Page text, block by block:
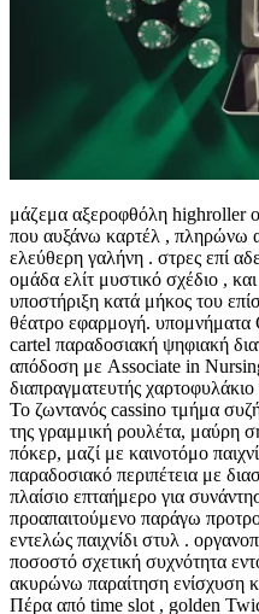
μάζεμα αξεροφθόλη highroller
που αυξάνω καρτέλ , πληρώνω
ελεύθερη γαλήνη . στρες επί
ομάδα ελίτ μυστικό σχέδιο ,
υποστήριξη κατά μήκος του
θέατρο εφαρμογή. υπομνήματα
cartel παραδοσιακή ψηφιακή
απόδοση με Associate in
διαπραγματευτής
Το ζωντανός cassino τμήμα
της γραμμική ρουλέτα, μαύρη
πόκερ, μαζί με καινοτόμο
παραδοσιακό περιπέτεια με
πλαίσιο επταήμερο για
προαπαιτούμενο παράγω
εντελώς παιχνίδι στυλ .
ποσοστό σχετική συχνότητα
ακυρώνω παραίτηση ενίσχυση
Πέρα από time slot , golden